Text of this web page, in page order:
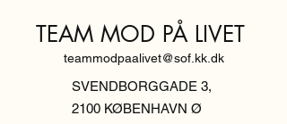
TEAM MOD PÅ LIVET
teammodpaalivet@sof.kk.dk
SVENDBORGGADE 3,
2100 KØBENHAVN Ø